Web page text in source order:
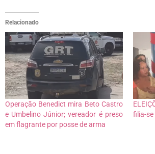
Relacionado
Operação Benedict mira Beto Castro
e Umbelino Júnior; vereador é preso
em flagrante por posse de arma
filia-se